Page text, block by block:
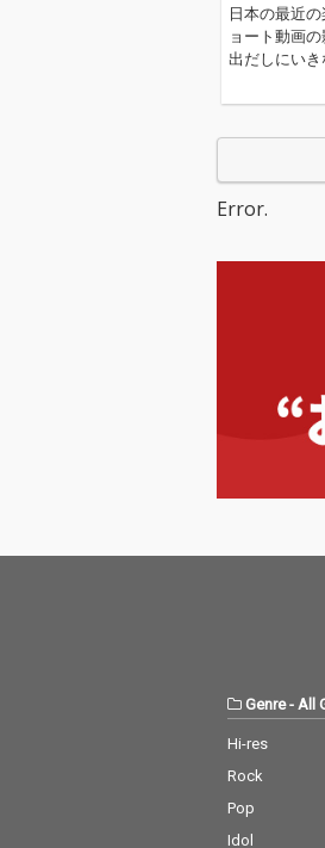
日本の最近
ョート動画
出だしにいき
く、それら
の曲などもヒ
はそのイン
AIでの生成
ロは最長で
まうことを
た。 歌詞が
ると歌って
トロで充分
んわりと解
Error.
Genre- All
Hi-res
Rock
Pop
Idol